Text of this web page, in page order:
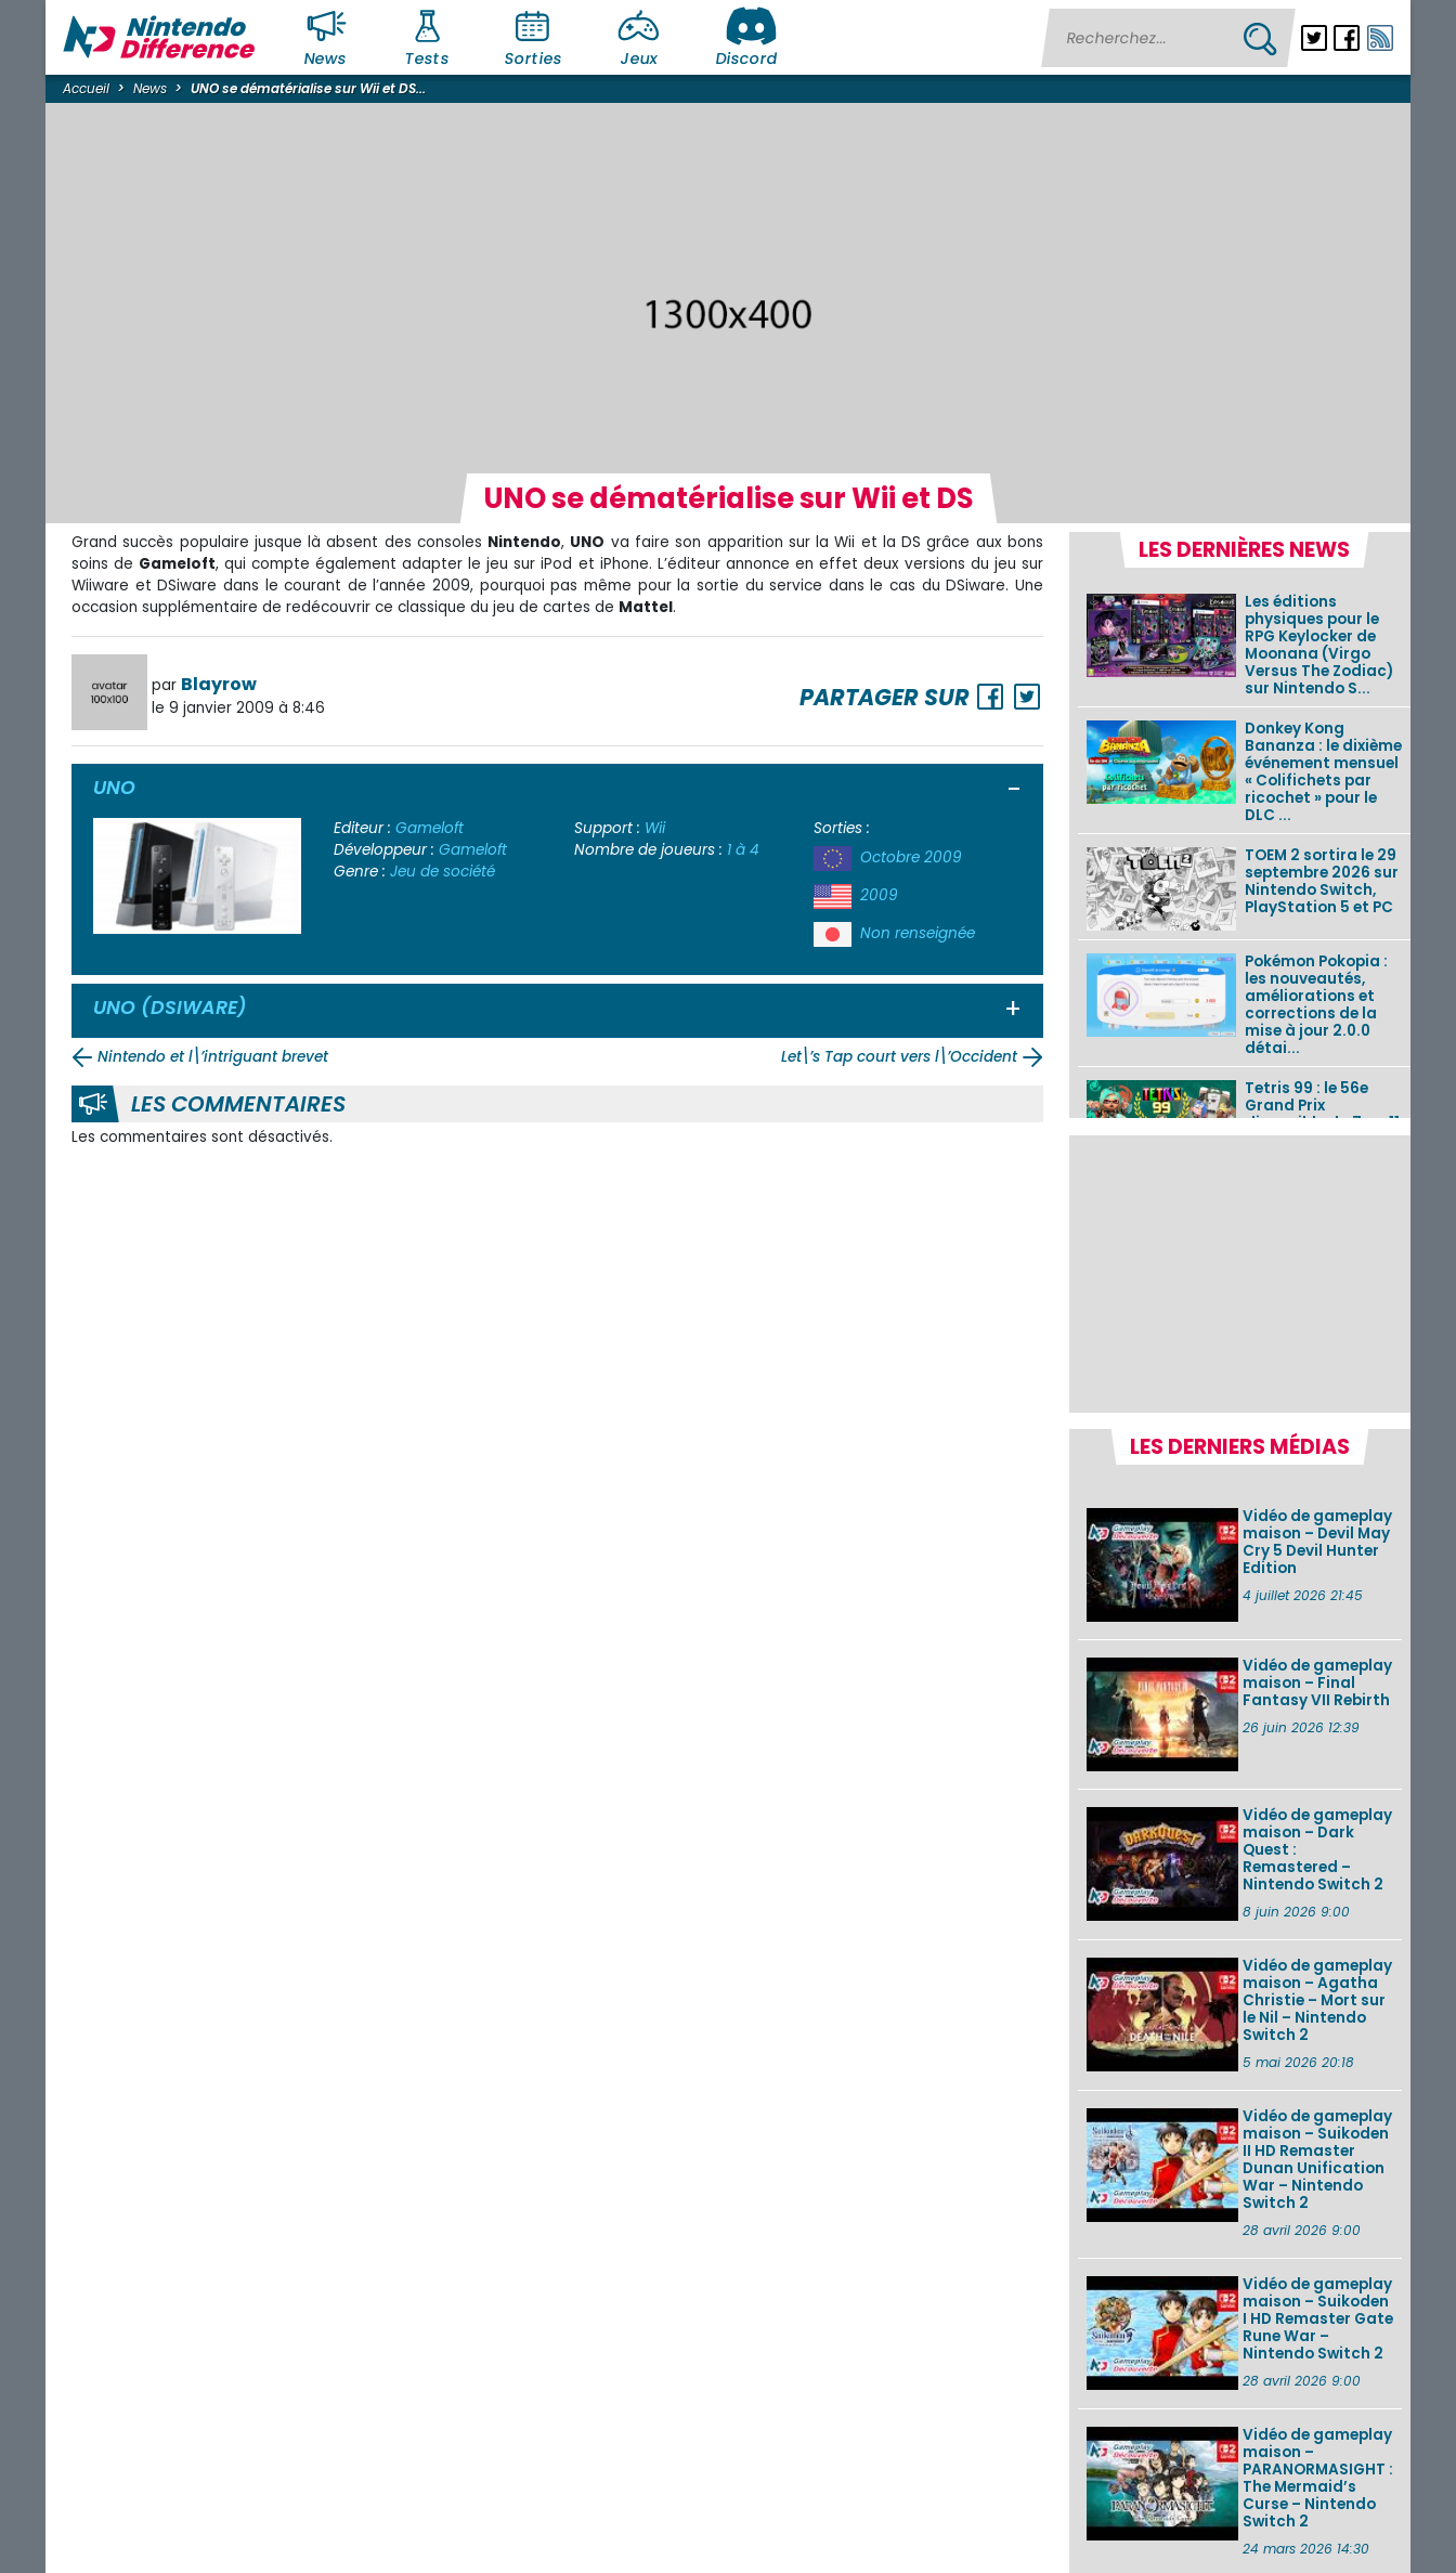
News Tests Sorties Jeux Discord
Accueil News UNO se dématérialise sur Wii et DS...
UNO se dématérialise sur Wii et DS
Grand succès populaire jusque là absent des consoles Nintendo, UNO va faire son apparition sur la Wii et la DS grâce aux bons
soins de Gameloft, qui compte également adapter le jeu sur iPod et iPhone. L’éditeur annonce en effet deux versions du jeu sur
Wiiware et DSiware dans le courant de l’année 2009, pourquoi pas même pour la sortie du service dans le cas du DSiware. Une
occasion supplémentaire de redécouvrir ce classique du jeu de cartes de Mattel.
par Blayrow
le 9 janvier 2009 à 8:46 PARTAGER SUR
UNO
Ouvrir / Fermer
Editeur : Gameloft
Développeur : Gameloft
Genre : Jeu de société
Support : Wii
Nombre de joueurs : 1 à 4
Sorties :
Octobre 2009
2009
Non renseignée
UNO (DSIWARE) Ouvrir / Fermer
Nintendo et l\’intriguant brevet Let\’s Tap court vers l\’Occident
LES COMMENTAIRES
Les commentaires sont désactivés.
LES DERNIÈRES NEWS
Les éditions
physiques pour le
RPG Keylocker de
Moonana (Virgo
Versus The Zodiac)
sur Nintendo S...
Donkey Kong
Bananza : le dixième
événement mensuel
« Colifichets par
ricochet » pour le
DLC ...
TOEM 2 sortira le 29
septembre 2026 sur
Nintendo Switch,
PlayStation 5 et PC
Pokémon Pokopia :
les nouveautés,
améliorations et
corrections de la
mise à jour 2.0.0
détai...
Tetris 99 : le 56e
Grand Prix
disponible du 7 au 11
août 2026 avec un
des séquences de
game...
Pokémon GO : les
Un Fire Emblem :
Fortune’s Weave
Direct d’environ 20
août 2026...
Les sorties eShop de
la semaine 31 de
2026 (Xenoblade
Chronicles 2 –
VOIR PLUS DE NEWS
LES DERNIERS MÉDIAS
Vidéo de gameplay
maison – Devil May
Cry 5 Devil Hunter
Edition
4 juillet 2026 21:45
Vidéo de gameplay
maison – Final
Fantasy VII Rebirth
26 juin 2026 12:39
Vidéo de gameplay
maison – Dark
Quest :
Remastered –
Nintendo Switch 2
8 juin 2026 9:00
Vidéo de gameplay
maison – Agatha
Christie – Mort sur
le Nil – Nintendo
Switch 2
5 mai 2026 20:18
Vidéo de gameplay
maison – Suikoden
II HD Remaster
Dunan Unification
War – Nintendo
Switch 2
28 avril 2026 9:00
Vidéo de gameplay
maison – Suikoden
I HD Remaster Gate
Rune War –
Nintendo Switch 2
28 avril 2026 9:00
Vidéo de gameplay
maison –
PARANORMASIGHT :
The Mermaid’s
Curse – Nintendo
Switch 2
24 mars 2026 14:30